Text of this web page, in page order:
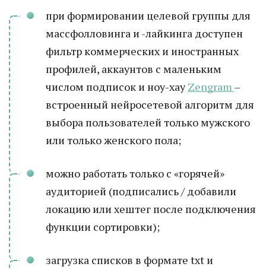
при формировании целевой группы для
массфолловинга и -лайкинга доступен
фильтр коммерческих и иностранных
профилей, аккаунтов с маленьким
числом подписок и ноу-хауZengram–
встроенный нейросетевой алгоритм для
выбора пользователей только мужского
или только женского пола;
можно работать только с «горячей»
аудиторией (подписались / добавили
локацию или хештег после подключения
функции сортировки);
загрузка списков в формате txt и